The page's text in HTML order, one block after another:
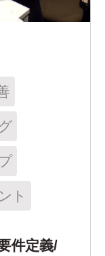
ト
件定義/